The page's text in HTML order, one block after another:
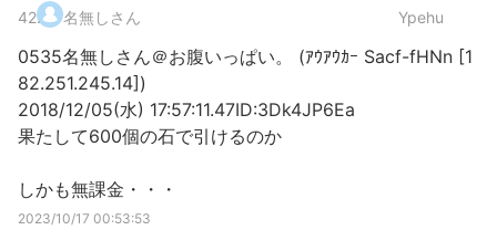
42. 名無しさん Ypehu
0535名無しさん＠お腹いっぱい。 (ｱｳｱｳｶｰ Sacf-fHNn [1
82.251.245.14])
2018/12/05(水) 17:57:11.47ID:3Dk4JP6Ea
果たして600個の石で引けるのか
しかも無課金・・・
2023/10/17 00:53:53